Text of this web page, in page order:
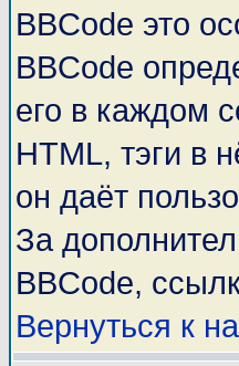
BBCode это
BBCode
его в каждом
HTML, тэги в
он даёт
За
BBCode,
Вернуться к